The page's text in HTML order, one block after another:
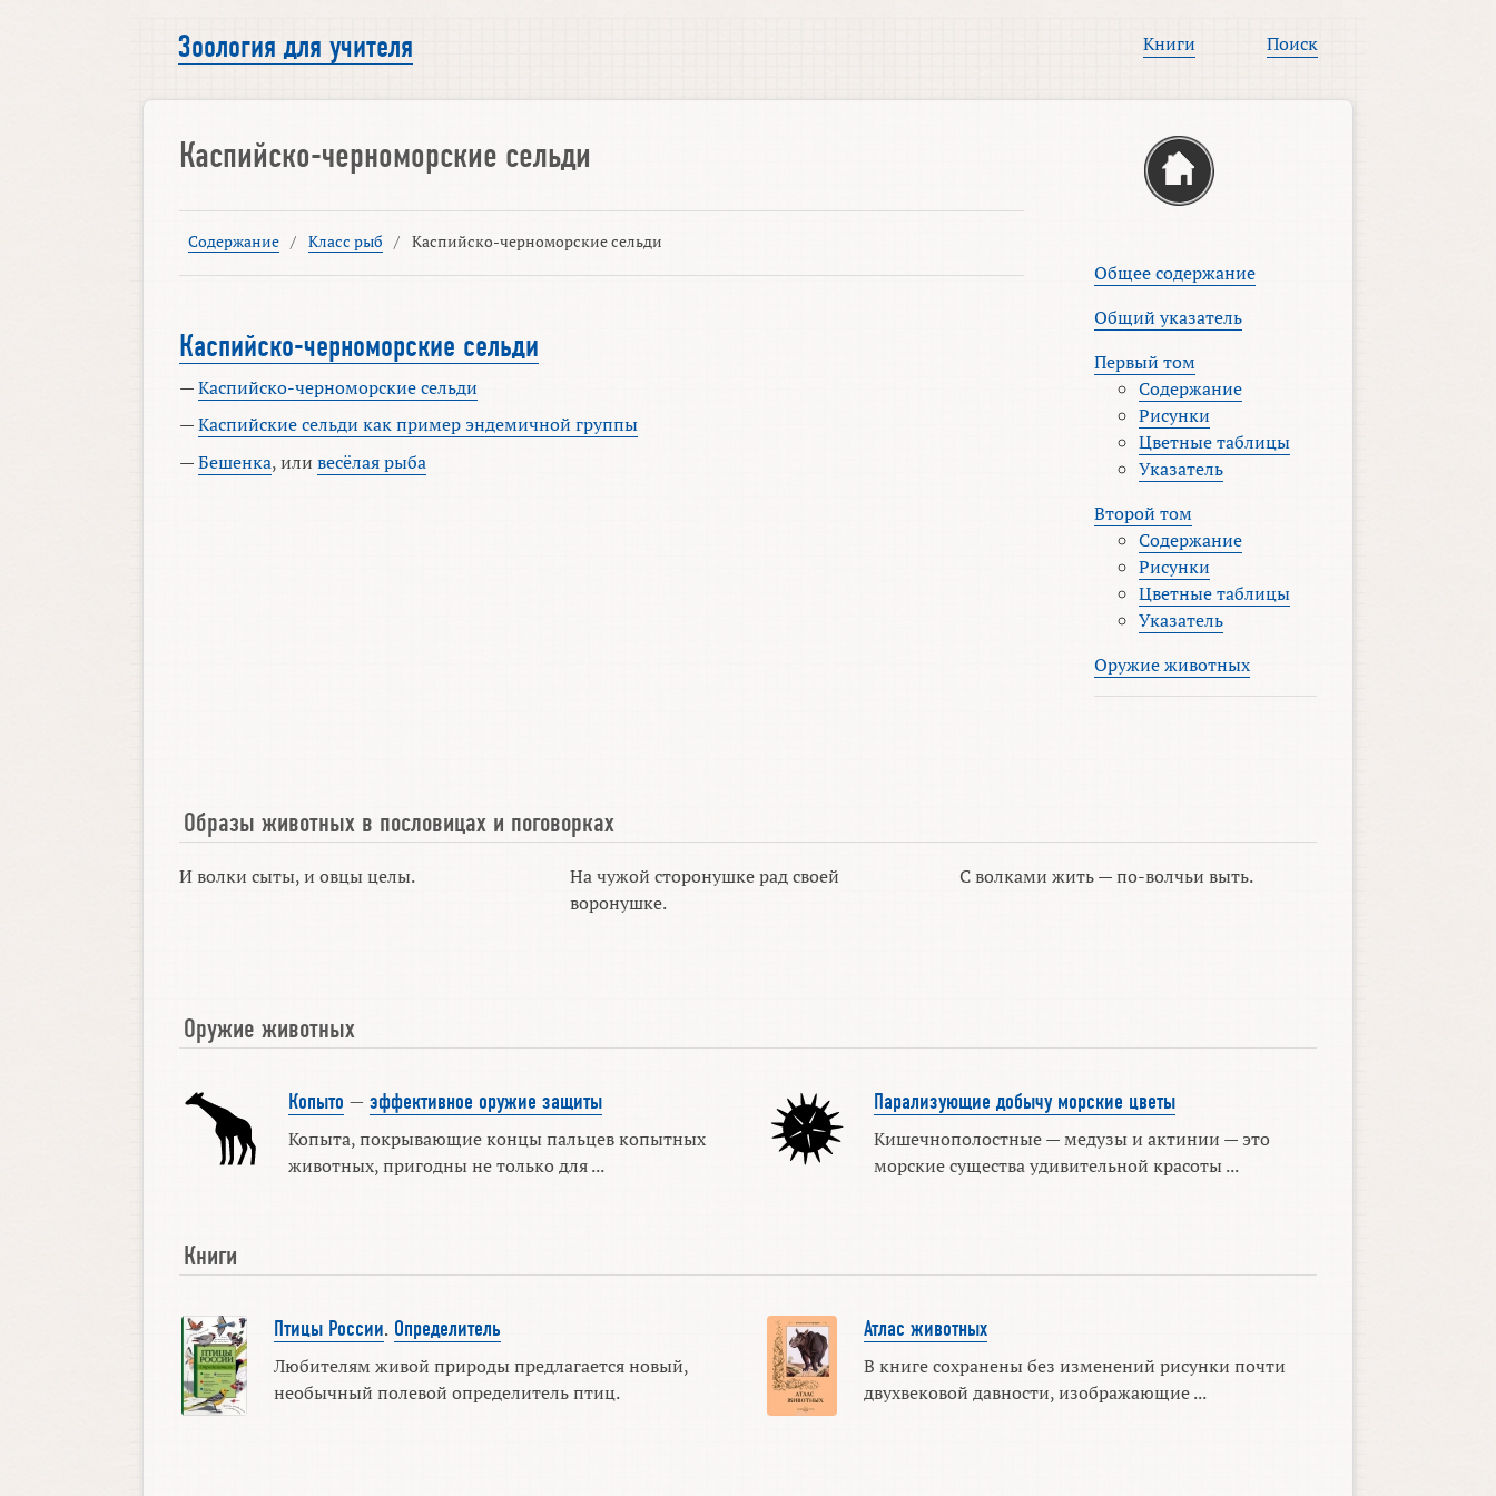
Зоология для учителя Книги Поиск
Каспийско-черноморские сельди
Содержание / Класс рыб / Каспийско-черноморские сельди
Каспийско-черноморские сельди
—Каспийско-черноморские сельди
—Каспийские сельди как пример эндемичной группы
—Бешенка, иливесёлая рыба
Общее содержание
Общий указатель
Первый том
Содержание
Рисунки
Цветные таблицы
Указатель
Второй том
Содержание
Рисунки
Цветные таблицы
Указатель
Оружие животных
Образы животных в пословицах и поговорках
И волки сыты, и овцы целы.
На чужой сторонушке рад своей
воронушке.
С волками жить — по-волчьи выть.
Оружие животных
Копыто — эффективное оружие защиты
Копыта, покрывающие концы пальцев копытных
животных, пригодны не только для ...
Парализующие добычу морские цветы
Кишечнополостные — медузы и актинии — это
морские существа удивительной красоты ...
Книги
Птицы России. Определитель
Любителям живой природы предлагается новый,
необычный полевой определитель птиц.
Атлас животных
В книге сохранены без изменений рисунки почти
двухвековой давности, изображающие ...